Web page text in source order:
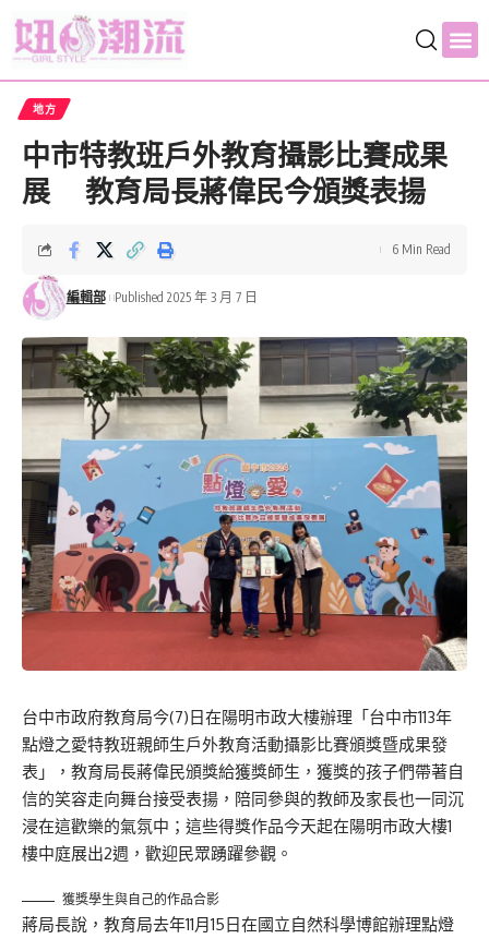
地方
中市特教班戶外教育攝影比賽成果
展 教育局長蔣偉民今頒獎表揚
編輯部 Published 2025 年 3 月 7 日
6 Min Read
台中市政府教育局今(7)日在陽明市政大樓辦理「台中市113年
點燈之愛特教班親師生戶外教育活動攝影比賽頒獎暨成果發
表」，教育局長蔣偉民頒獎給獲獎師生，獲獎的孩子們帶著自
信的笑容走向舞台接受表揚，陪同參與的教師及家長也一同沉
浸在這歡樂的氣氛中；這些得獎作品今天起在陽明市政大樓1
樓中庭展出2週，歡迎民眾踴躍參觀。
獲獎學生與自己的作品合影
蔣局長說，教育局去年11月15日在國立自然科學博館辦理點燈